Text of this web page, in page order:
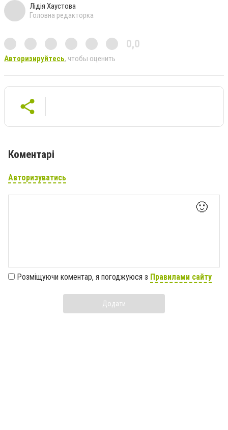
Лідія Хаустова
Головна редакторка
0,0
Авторизируйтесь, чтобы оценить
Коментарі
Авторизуватись
🙂
Розміщуючи коментар, я погоджуюся з Правилами сайту
Додати